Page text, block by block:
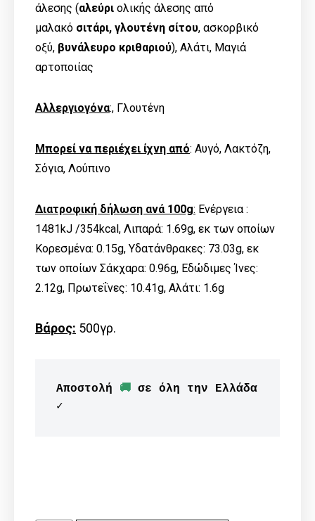
άλεσης (αλεύρι ολικής άλεσης από
μαλακό σιτάρι, γλουτένη σίτου, ασκορβικό
οξύ, βυνάλευρο κριθαριού), Αλάτι, Μαγιά
αρτοποιίας
Αλλεργιογόνα:, Γλουτένη
Μπορεί να περιέχει ίχνη από: Αυγό, Λακτόζη,
Σόγια, Λούπινο
Διατροφική δήλωση ανά 100g: Ενέργεια :
1481kJ /354kcal, Λιπαρά: 1.69g, εκ των οποίων
Kορεσμένα: 0.15g, Υδατάνθρακες: 73.03g, εκ
των οποίων Σάκχαρα: 0.96g, Εδώδιμες Ίνες:
2.12g, Πρωτεΐνες: 10.41g, Αλάτι: 1.6g
Βάρος: 500γρ.
Αποστολή 🚚 σε όλη την Ελλάδα
✓